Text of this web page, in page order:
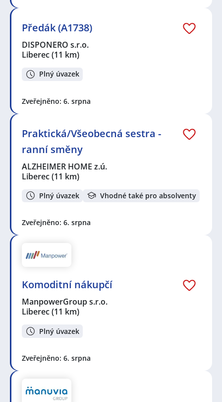
Předák (A1738)
DISPONERO s.r.o.
Liberec(11 km)
Plný úvazek
Zveřejněno: 6. srpna
Praktická/Všeobecná sestra -
ranní směny
ALZHEIMER HOME z.ú.
Liberec(11 km)
Plný úvazek Vhodné také pro absolventy
Zveřejněno: 6. srpna
Komoditní nákupčí
ManpowerGroup s.r.o.
Liberec(11 km)
Plný úvazek
Zveřejněno: 6. srpna